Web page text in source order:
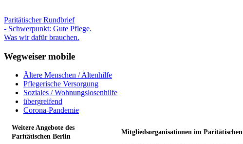
Paritätischer Rundbrief
- Schwerpunkt: Gute Pflege.
Was wir dafür brauchen.
Wegweiser mobile
Ältere Menschen / Altenhilfe
Pflegerische Versorgung
Soziales / Wohnungslosenhilfe
übergreifend
Corona-Pandemie
Weitere Angebote des
Paritätischen Berlin
Mitgliedsorganisationen im Paritätischen